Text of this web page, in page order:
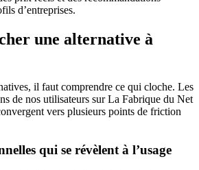
d’entreprises.
une alternative à
il faut comprendre ce qui cloche. Les
de nos utilisateurs sur La Fabrique du Net
vers plusieurs points de friction
qui se révèlent à l’usage